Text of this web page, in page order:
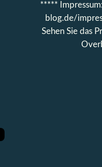
*****
blog.de/
Sehen Sie das